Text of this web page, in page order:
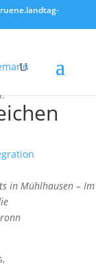
in Mühlhausen – Im